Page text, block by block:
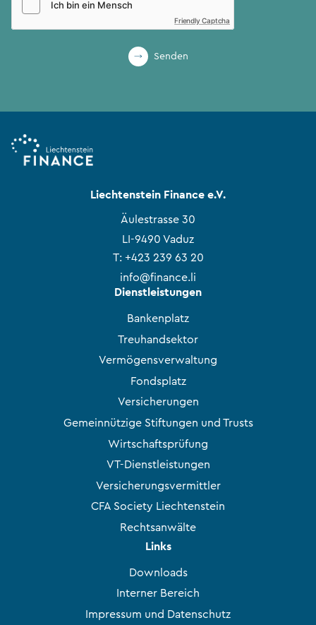
Friendly Captcha
Senden
Liechtenstein Finance e.V.
Äulestrasse 30
LI-9490 Vaduz
T: +423 239 63 20
info@finance.li
Dienstleistungen
Bankenplatz
Treuhandsektor
Vermögensverwaltung
Fondsplatz
Versicherungen
Gemeinnützige Stiftungen und Trusts
Wirtschaftsprüfung
VT-Dienstleistungen
Versicherungsvermittler
CFA Society Liechtenstein
Rechtsanwälte
Links
Downloads
Interner Bereich
Impressum und Datenschutz